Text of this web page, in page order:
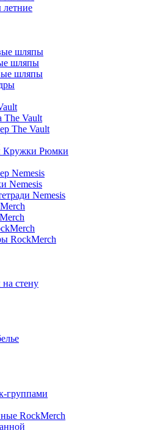
шляпы
шляпы
шляпы
The Vault
The Vault
Кружки Рюмки
Nemesis
Nemesis
Nemesis
RockMerch
стену
группами
RockMerch